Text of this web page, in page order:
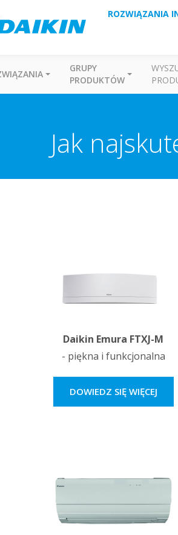
ROZWIĄZANIA
GRUPY
PRODUKTÓW
Jak
Daikin Emura FTXJ-M
- piękna i funkcjonalna
DOWIEDZ SIĘ WIĘCEJ